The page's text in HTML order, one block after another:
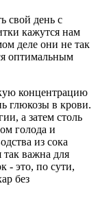
свой день с
кажутся нам
деле они не так
оптимальным
концентрацию
глюкозы в крови.
а затем столь
голода и
из сока
так важна для
- это, по сути,
без